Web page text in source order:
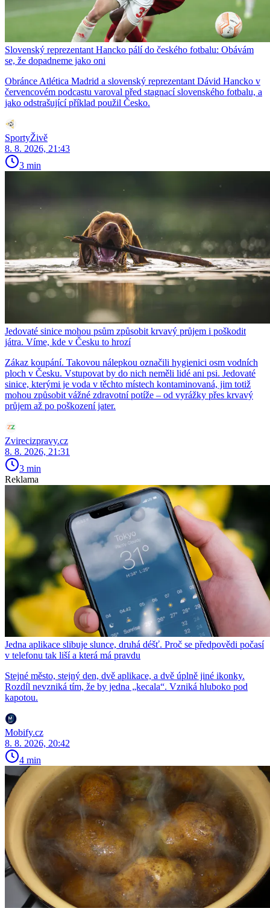
Slovenský reprezentant Hancko pálí do českého fotbalu: Obávám
se, že dopadneme jako oni
Obránce Atlética Madrid a slovenský reprezentant Dávid Hancko v
červencovém podcastu varoval před stagnací slovenského fotbalu, a
jako odstrašující příklad použil Česko.
SportyŽivě
8. 8. 2026, 21:43
3 min
Jedovaté sinice mohou psům způsobit krvavý průjem i poškodit
játra. Víme, kde v Česku to hrozí
Zákaz koupání. Takovou nálepkou označili hygienici osm vodních
ploch v Česku. Vstupovat by do nich neměli lidé ani psi. Jedovaté
sinice, kterými je voda v těchto místech kontaminovaná, jim totiž
mohou způsobit vážné zdravotní potíže – od vyrážky přes krvavý
průjem až po poškození jater.
Zvirecizpravy.cz
8. 8. 2026, 21:31
3 min
Reklama
Jedna aplikace slibuje slunce, druhá déšť. Proč se předpovědi počasí
v telefonu tak liší a která má pravdu
Stejné město, stejný den, dvě aplikace, a dvě úplně jiné ikonky.
Rozdíl nevzniká tím, že by jedna „kecala“. Vzniká hluboko pod
kapotou.
Mobify.cz
8. 8. 2026, 20:42
4 min